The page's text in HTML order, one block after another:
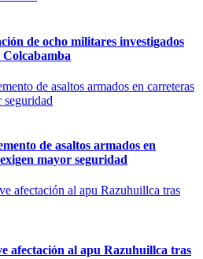
de ocho militares investigados
Colcabamba
de asaltos armados en
mayor seguridad
afectación al apu Razuhuillca tras